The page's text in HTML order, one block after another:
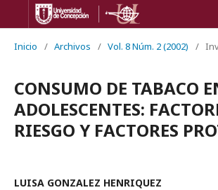
Inicio / Archivos / Vol. 8 Núm. 2 (2002) /
CONSUMO DE TABACO
ADOLESCENTES:
RIESGO Y FACTORES
LUISA GONZALEZ HENRIQUEZ